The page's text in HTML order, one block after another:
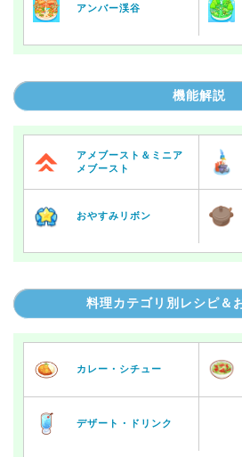
アンバー渓谷
機能解説
アメブースト＆ミニア
メブースト
おやすみリボン
料理カテゴリ別レシピ＆
カレー・シチュー
デザート・ドリンク